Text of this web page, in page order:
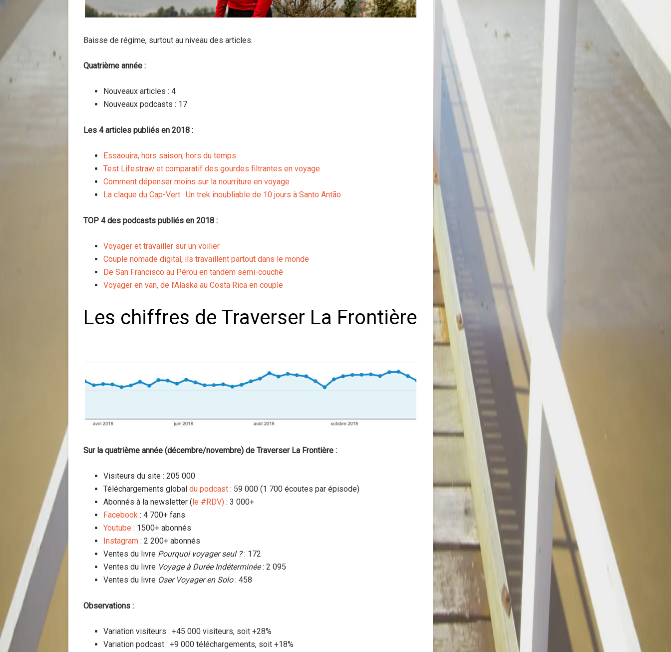
Baisse de régime, surtout au niveau des articles.
Quatrième année :
Nouveaux articles : 4
Nouveaux podcasts : 17
Les 4 articles publiés en 2018 :
Essaouira, hors saison, hors du temps
Test Lifestraw et comparatif des gourdes filtrantes en voyage
Comment dépenser moins sur la nourriture en voyage
La claque du Cap-Vert : Un trek inoubliable de 10 jours à Santo Antão
TOP 4 des podcasts publiés en 2018 :
Voyager et travailler sur un voilier
Couple nomade digital, ils travaillent partout dans le monde
De San Francisco au Pérou en tandem semi-couché
Voyager en van, de l’Alaska au Costa Rica en couple
Les chiffres de Traverser La Frontière
Sur la quatrième année (décembre/novembre) de Traverser La Frontière :
Visiteurs du site : 205 000
Téléchargements global du podcast : 59 000 (1 700 écoutes par épisode)
Abonnés à la newsletter (le #RDV) : 3 000+
Facebook : 4 700+ fans
Youtube : 1500+ abonnés
Instagram : 2 200+ abonnés
Ventes du livre Pourquoi voyager seul ?: 172
Ventes du livre Voyage à Durée Indéterminée: 2 095
Ventes du livre Oser Voyager en Solo: 458
Observations :
Variation visiteurs : +45 000 visiteurs, soit +28%
Variation podcast : +9 000 téléchargements, soit +18%